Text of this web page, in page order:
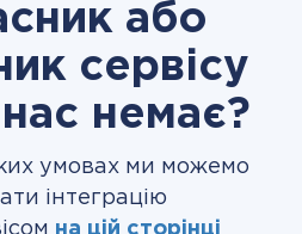
або
сервісу
немає?
умовах ми можемо
інтеграцію
на цій сторінці